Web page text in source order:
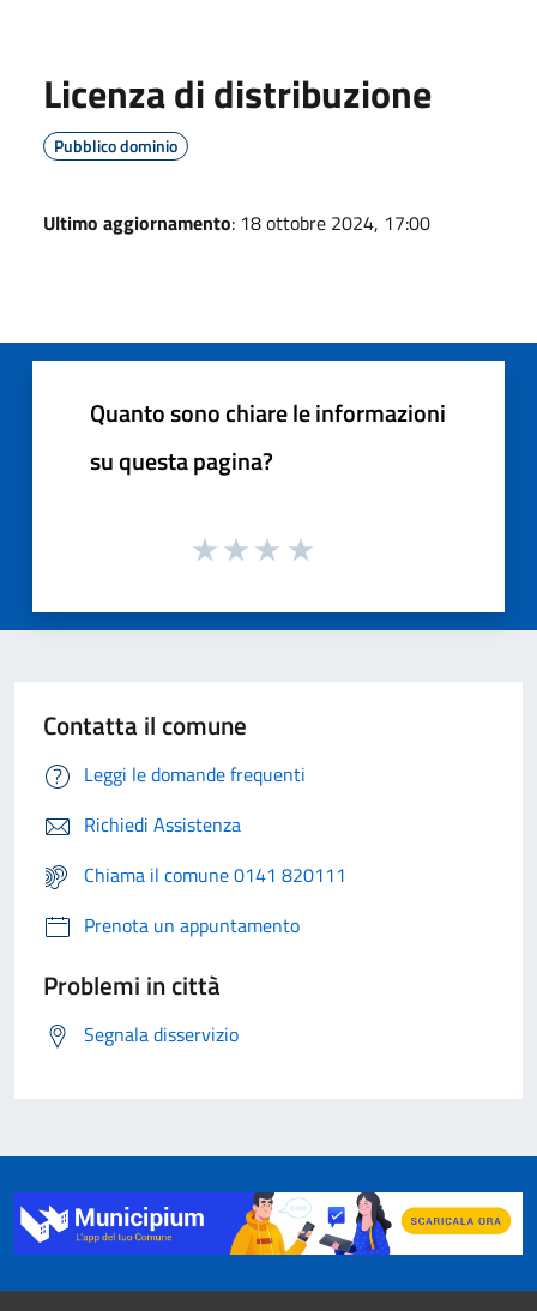
Licenza di distribuzione
Pubblico dominio
Ultimo aggiornamento: 18 ottobre 2024, 17:00
Quanto sono chiare le informazioni
su questa pagina?
Contatta il comune
Leggi le domande frequenti
Richiedi Assistenza
Chiama il comune 0141 820111
Prenota un appuntamento
Problemi in città
Segnala disservizio